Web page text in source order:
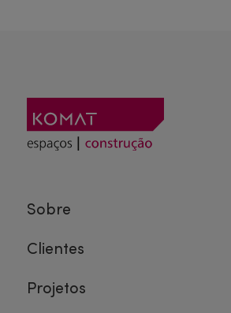
Sobre
Clientes
Projetos